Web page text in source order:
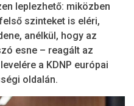
leplezhető: miközben
szinteket is eléri,
anélkül, hogy az
esne – reagált az
a KDNP európai
oldalán.